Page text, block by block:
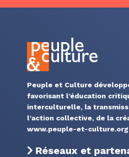
Peuple et Culture
favorisant l’éducation
interculturelle, la
l’action collective, de la
www.peuple-et-culture.org
Réseaux et